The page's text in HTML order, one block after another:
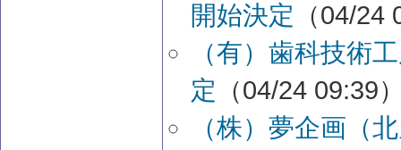
開始決定 （04/24
（有）歯科技術
定 （04/24 09:39
（株）夢企画（